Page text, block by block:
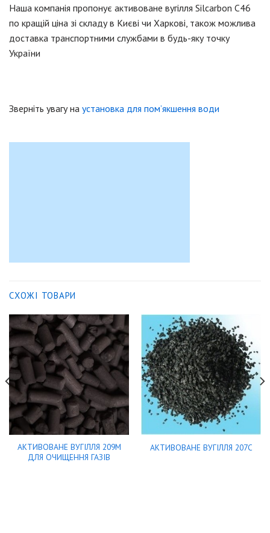
Наша компанія пропонує активоване вугілля Silcarbon C46
по кращій ціна зі складу в Києві чи Харкові, також можлива
доставка транспортними службами в будь-яку точку
України
Зверніть увагу на установка для пом’якшення води
СХОЖІ ТОВАРИ
АКТИВОВАНЕ ВУГІЛЛЯ 209М
ДЛЯ ОЧИЩЕННЯ ГАЗІВ
АКТИВОВАНЕ ВУГІЛЛЯ 207С